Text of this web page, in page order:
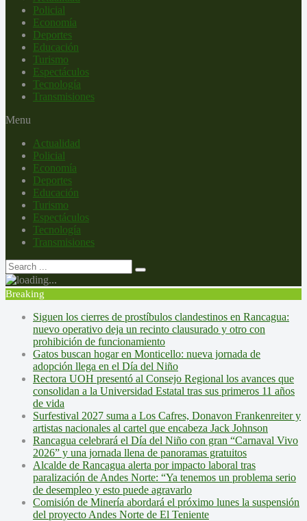
Policial
Economía
Deportes
Educación
Turismo
Espectáculos
Tecnología
Transmisiones
Menu
Actualidad
Policial
Economía
Deportes
Educación
Turismo
Espectáculos
Tecnología
Transmisiones
Breaking
Siguen los cierres de prostíbulos clandestinos en Rancagua:
nuevo operativo deja un recinto clausurado y otro con
prohibición de funcionamiento
Gatos buscan hogar en Monticello: nueva jornada de
adopción llega en el Día del Niño
Rectora UOH presentó al Consejo Regional los avances que
consolidan a la Universidad Estatal tras sus primeros 11 años
de vida
Surfestival 2027 suma a Los Cafres, Donavon Frankenreiter y
artistas nacionales al cartel que encabeza Jack Johnson
Rancagua celebrará el Día del Niño con gran “Carnaval Vivo
2026” y una jornada llena de panoramas gratuitos
Alcalde de Rancagua alerta por impacto laboral tras
paralización de Andes Norte: “Ya tenemos un problema serio
de desempleo y esto puede agravarlo
Comisión de Minería abordará el próximo lunes la suspensión
del proyecto Andes Norte de El Teniente